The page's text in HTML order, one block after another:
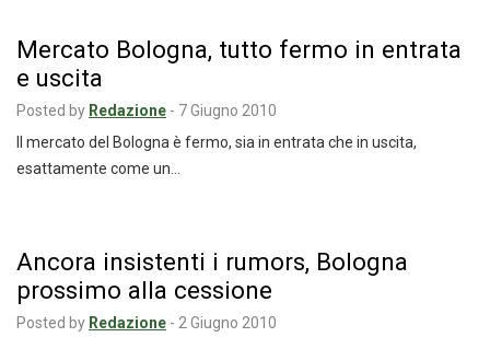
Mercato Bologna, tutto fermo in entrata
e uscita
Posted by Redazione - 7 Giugno 2010
Il mercato del Bologna è fermo, sia in entrata che in uscita,
esattamente come un…
Ancora insistenti i rumors, Bologna
prossimo alla cessione
Posted by Redazione - 2 Giugno 2010